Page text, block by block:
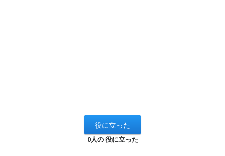
0人の 役に立った